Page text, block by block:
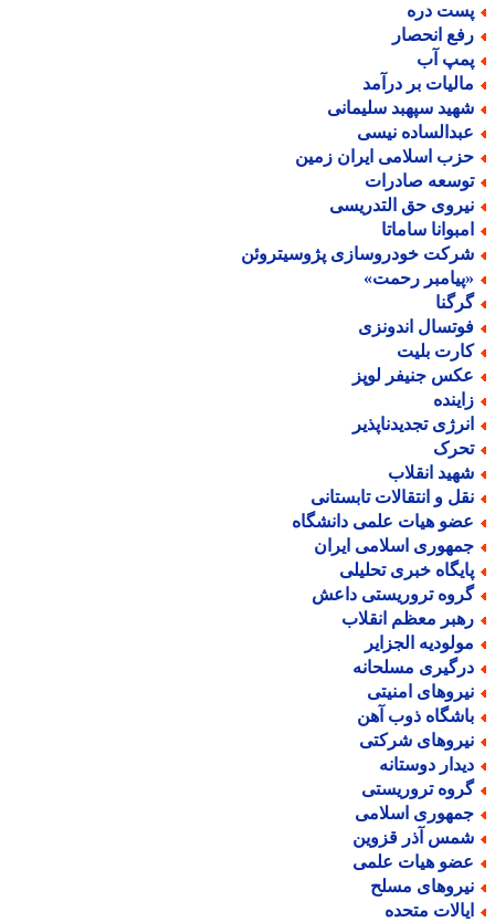
دره
انحصار
آب
بر درآمد
سپهبد سلیمانی
نیسی
اسلامی ایران زمین
صادرات
حق التدریسی
ساماتا
خودروسازی پژوسیتروئن
رحمت»
اندونزی
بلیت
جنیفر لوپز
تجدیدناپذیر
انقلاب
و انتقالات تابستانی
هیات علمی دانشگاه
اسلامی ایران
خبری تحلیلی
تروریستی داعش
معظم انقلاب
الجزایر
مسلحانه
امنیتی
ذوب آهن
شرکتی
دوستانه
تروریستی
اسلامی
آذر قزوین
هیات علمی
مسلح
متحده